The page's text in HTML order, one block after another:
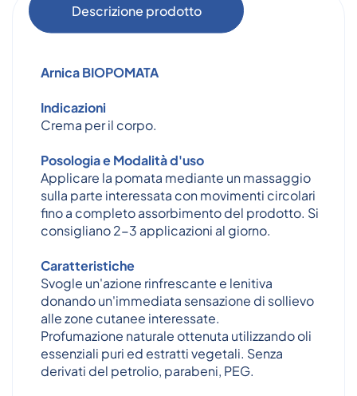
Descrizione prodotto
ArnicaBIOPOMATA
Indicazioni
Crema per il corpo.
Posologia e Modalità d'uso
Applicare la pomata mediante un massaggio
sulla parte interessata con movimenti circolari
fino a completo assorbimento del prodotto. Si
consigliano 2-3 applicazioni al giorno.
Caratteristiche
Svogle un'azione rinfrescante e lenitiva
donando un'immediata sensazione di sollievo
alle zone cutanee interessate.
Profumazione naturale ottenuta utilizzando oli
essenziali puri ed estratti vegetali. Senza
derivati del petrolio, parabeni, PEG.